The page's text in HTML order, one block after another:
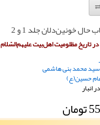
لیست دلخواه
مقایسه این محصول
حال خونین‌دلان جلد 1 و 2
تاریخ مظلومیت اهل‌بیت علیهم‌السّلام
سید محمد بنی هاشمی
حسین(ع)